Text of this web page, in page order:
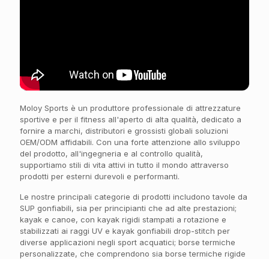
Moloy Sports è un produttore professionale di attrezzature
sportive e per il fitness all'aperto di alta qualità, dedicato a
fornire a marchi, distributori e grossisti globali soluzioni
OEM/ODM affidabili. Con una forte attenzione allo sviluppo
del prodotto, all'ingegneria e al controllo qualità,
supportiamo stili di vita attivi in tutto il mondo attraverso
prodotti per esterni durevoli e performanti.
Le nostre principali categorie di prodotti includono tavole da
SUP gonfiabili, sia per principianti che ad alte prestazioni;
kayak e canoe, con kayak rigidi stampati a rotazione e
stabilizzati ai raggi UV e kayak gonfiabili drop-stitch per
diverse applicazioni negli sport acquatici; borse termiche
personalizzate, che comprendono sia borse termiche rigide